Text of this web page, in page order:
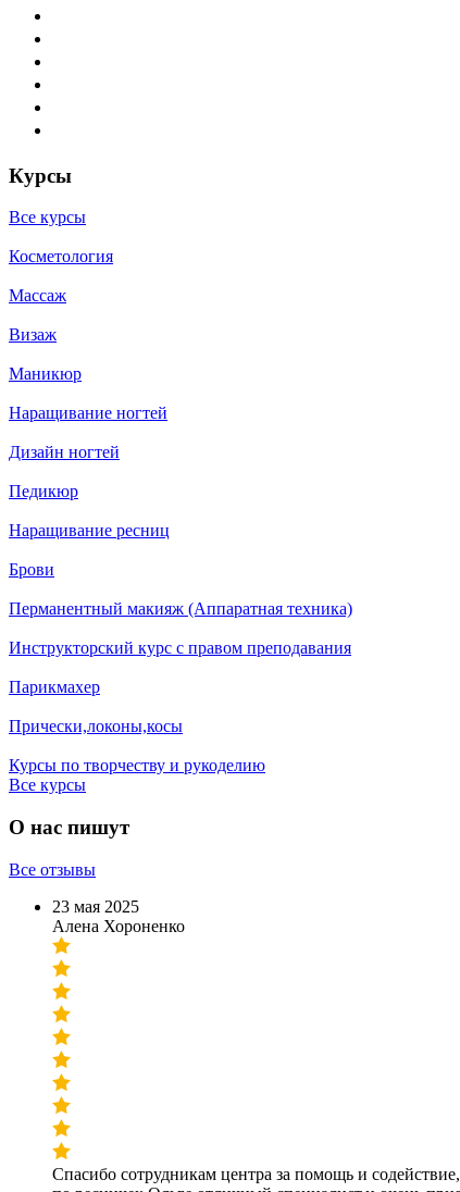
Курсы
Все курсы
Косметология
Массаж
Визаж
Маникюр
Наращивание ногтей
Дизайн ногтей
Педикюр
Наращивание ресниц
Брови
Перманентный макияж (Аппаратная техника)
Инструкторский курс с правом преподавания
Парикмахер
Прически,локоны,косы
Курсы по творчеству и рукоделию
Все курсы
О нас пишут
Все отзывы
23 мая 2025
​Алена Хороненко​
Спасибо сотрудникам центра за помощь и